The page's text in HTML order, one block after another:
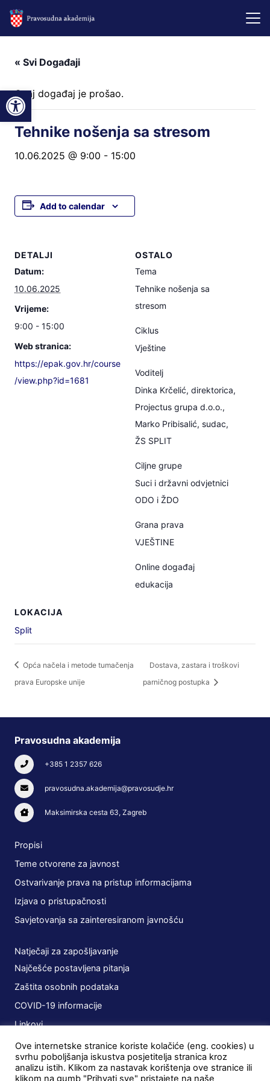
« Svi Događaji
Ovaj događaj je prošao.
Tehnike nošenja sa stresom
10.06.2025 @ 9:00 - 15:00
Add to calendar
DETALJI
Datum:
10.06.2025
Vrijeme:
9:00 - 15:00
Web stranica:
https://epak.gov.hr/course
/view.php?id=1681
LOKACIJA
Split
OSTALO
Tema
Tehnike nošenja sa
stresom
Ciklus
Vještine
Voditelj
Dinka Krčelić, direktorica,
Projectus grupa d.o.o.,
Marko Pribisalić, sudac,
ŽS SPLIT
Ciljne grupe
Suci i državni odvjetnici
ODO i ŽDO
Grana prava
VJEŠTINE
Online događaj
edukacija
Opća načela i metode tumačenja
prava Europske unije
Dostava, zastara i troškovi
parničnog postupka
Pravosudna akademija
+385 1 2357 626
pravosudna.akademija@pravosudje.hr
Maksimirska cesta 63, Zagreb
Propisi
Teme otvorene za javnost
Ostvarivanje prava na pristup informacijama
Izjava o pristupačnosti
Savjetovanja sa zainteresiranom javnošću
Natječaji za zapošljavanje
Najčešće postavljena pitanja
Zaštita osobnih podataka
COVID-19 informacije
Linkovi
Planovi
Javna nabava
Ove internetske stranice koriste kolačiće (eng. cookies) u
svrhu poboljšanja iskustva posjetitelja stranica kroz
analizu istih. Klikom za nastavak korištenja ove stranice ili
klikom na gumb "Prihvati sve" pristajete na naše
Open toolbar